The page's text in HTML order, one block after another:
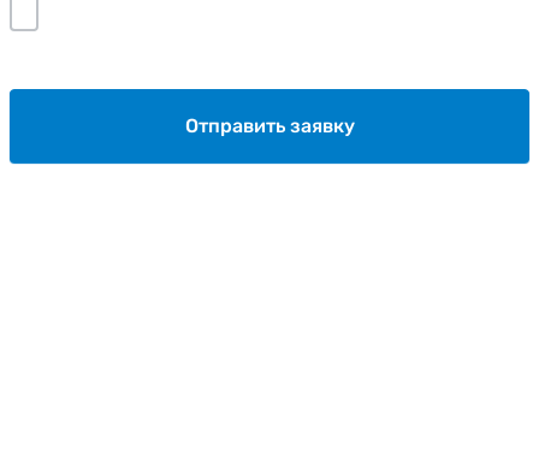
Отправить заявку